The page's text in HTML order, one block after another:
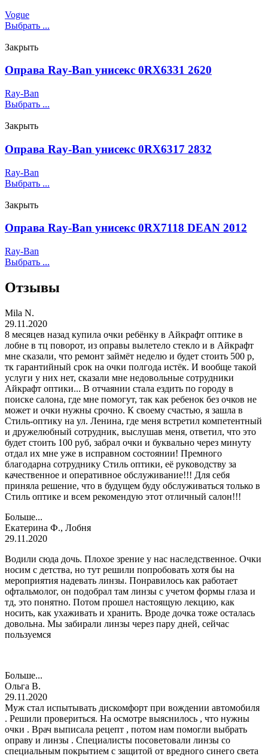
Vogue
Выбрать ...
Закрыть
Оправа Ray-Ban унисекс 0RX6331 2620
Ray-Ban
Выбрать ...
Закрыть
Оправа Ray-Ban унисекс 0RX6317 2832
Ray-Ban
Выбрать ...
Закрыть
Оправа Ray-Ban унисекс 0RX7118 DEAN 2012
Ray-Ban
Выбрать ...
Отзывы
Mila N.
29.11.2020
8 месяцев назад купила очки ребёнку в Айкрафт оптике в
лобне в тц поворот, из оправы вылетело стекло и в Айкрафт
мне сказали, что ремонт займёт неделю и будет стоить 500 р,
тк гарантийный срок на очки полгода истёк. И вообще такой
услуги у них нет, сказали мне недовольные сотрудники
Айкрафт оптики... В отчаянии стала ездить по городу в
поиске салона, где мне помогут, так как ребенок без очков не
может и очки нужны срочно. К своему счастью, я зашла в
Стиль-оптику на ул. Ленина, где меня встретил компетентный
и дружелюбный сотрудник, выслушав меня, ответил, что это
будет стоить 100 руб, забрал очки и буквально через минуту
отдал их мне уже в исправном состоянии! Премного
благодарна сотруднику Стиль оптики, её руководству за
качественное и оперативное обслуживание!!! Для себя
приняла решение, что в будущем буду обслуживаться только в
Стиль оптике и всем рекомендую этот отличный салон!!!
Больше...
Екатерина Ф., Лобня
29.11.2020
Водили сюда дочь. Плохое зрение у нас наследственное. Очки
носим с детства, но тут решили попробовать хотя бы на
мероприятия надевать линзы. Понравилось как работает
офтальмолог, он подобрал там линзы с учетом формы глаза и
тд, это понятно. Потом прошел настоящую лекцию, как
носить, как ухаживать и хранить. Вроде дочка тоже осталась
довольна. Мы забирали линзы через пару дней, сейчас
пользуемся
Больше...
Ольга В.
29.11.2020
Муж стал испытывать дискомфорт при вождении автомобиля
. Решили провериться. На осмотре выяснилось , что нужны
очки . Врач выписала рецепт , потом нам помогли выбрать
оправу и линзы . Специалисты посоветовали линзы со
специальным покрытием с защитой от вредного синего света